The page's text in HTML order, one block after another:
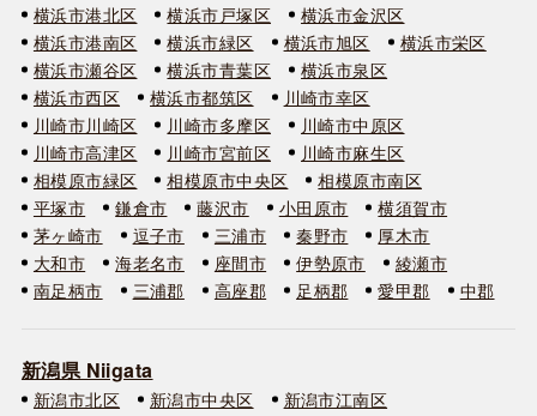
横浜市港北区
横浜市戸塚区
横浜市金沢区
横浜市港南区
横浜市緑区 横浜市旭区
横浜市栄区
横浜市瀬谷区
横浜市青葉区
横浜市泉区
横浜市西区
横浜市都筑区
川崎市幸区
川崎市川崎区
川崎市多摩区
川崎市中原区
川崎市高津区
川崎市宮前区
川崎市麻生区
相模原市緑区
相模原市中央区
相模原市南区
平塚市
鎌倉市 藤沢市 小田原市
横須賀市
茅ヶ崎市
逗子市 三浦市 秦野市
厚木市
大和市
海老名市 座間市 伊勢原市
綾瀬市
南足柄市
三浦郡 高座郡 足柄郡 愛甲郡 中郡
新潟県 Niigata
新潟市北区 新潟市中央区
新潟市江南区